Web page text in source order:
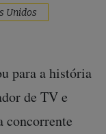
Unidos
para a história
de TV e
concorrente